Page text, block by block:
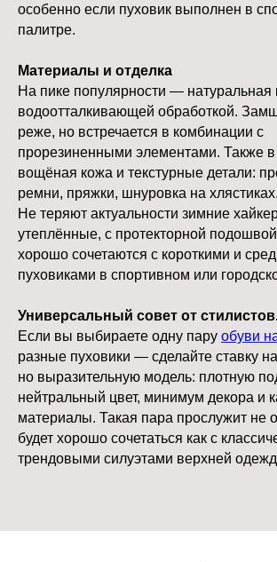
особенно если пуховик выполнен в
палитре.
Материалы и отделка
На пике популярности — натуральная
водоотталкивающей обработкой.
реже, но встречается в комбинации с
прорезиненными элементами. Также в
вощёная кожа и текстурные детали:
ремни, пряжки, шнуровка на хлястиках.
Не теряют актуальности зимние
утеплённые, с протекторной
хорошо сочетаются с короткими и
пуховиками в спортивном или
Универсальный совет от
Если вы выбираете одну пару обуви
разные пуховики — сделайте ставку
но выразительную модель: плотную
нейтральный цвет, минимум декора и
материалы. Такая пара прослужит не
будет хорошо сочетаться как с
трендовыми силуэтами верхней